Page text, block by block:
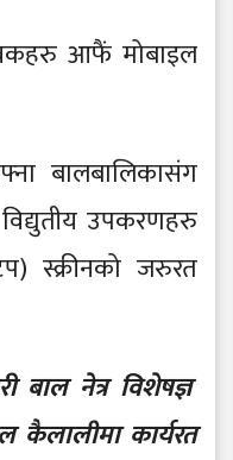
आफैं मोबाइल
बालबालिकासंग
उपकरणहरु
स्क्रीनको जरुरत
बाल नेत्र विशेषज्ञ
कार्यरत